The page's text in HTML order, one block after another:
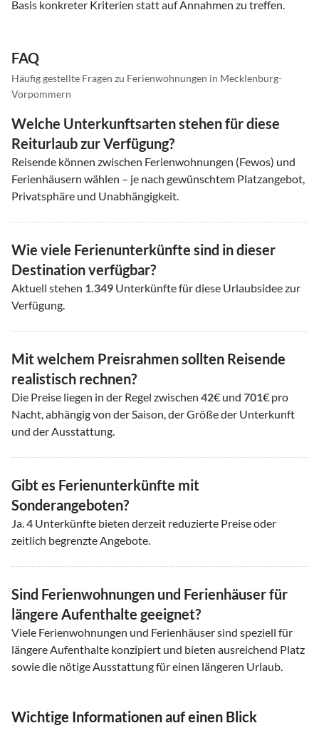
Basis konkreter Kriterien statt auf Annahmen zu treffen.
FAQ
Häufig gestellte Fragen zu Ferienwohnungen in Mecklenburg-
Vorpommern
Welche Unterkunftsarten stehen für diese
Reiturlaub zur Verfügung?
Reisende können zwischen Ferienwohnungen (Fewos) und
Ferienhäusern wählen – je nach gewünschtem Platzangebot,
Privatsphäre und Unabhängigkeit.
Wie viele Ferienunterkünfte sind in dieser
Destination verfügbar?
Aktuell stehen 1.349 Unterkünfte für diese Urlaubsidee zur
Verfügung.
Mit welchem Preisrahmen sollten Reisende
realistisch rechnen?
Die Preise liegen in der Regel zwischen 42€ und 701€ pro
Nacht, abhängig von der Saison, der Größe der Unterkunft
und der Ausstattung.
Gibt es Ferienunterkünfte mit
Sonderangeboten?
Ja.4 Unterkünfte bieten derzeit reduzierte Preise oder
zeitlich begrenzte Angebote.
Sind Ferienwohnungen und Ferienhäuser für
längere Aufenthalte geeignet?
Viele Ferienwohnungen und Ferienhäuser sind speziell für
längere Aufenthalte konzipiert und bieten ausreichend Platz
sowie die nötige Ausstattung für einen längeren Urlaub.
Wichtige Informationen auf einen Blick